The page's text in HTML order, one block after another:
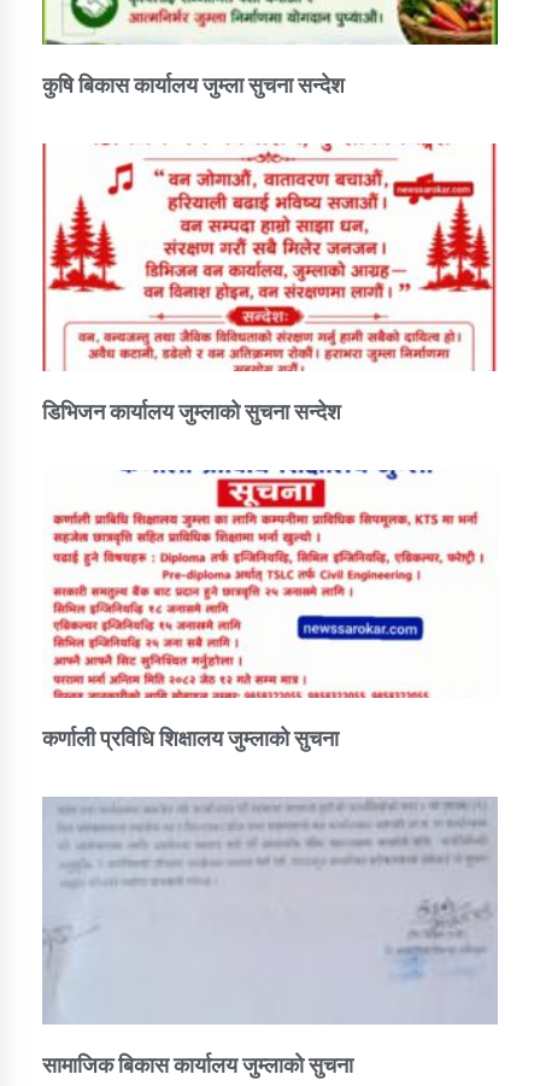
कुषि बिकास कार्यालय जुम्ला सुचना सन्देश
डिभिजन कार्यालय जुम्लाको सुचना सन्देश
कर्णाली प्रविधि शिक्षालय जुम्लाको सुचना
सामाजिक बिकास कार्यालय जुम्लाकाे सुचना